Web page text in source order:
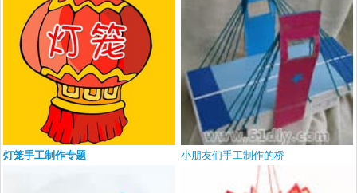
灯笼手工制作专题 小朋友们手工制作的桥